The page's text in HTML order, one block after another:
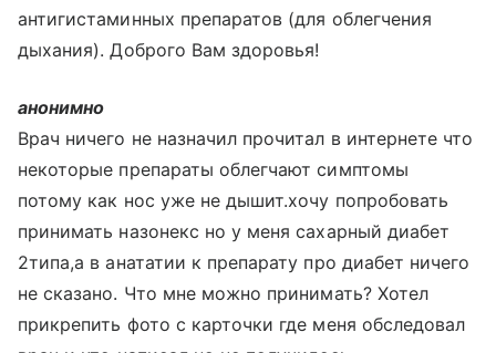
антигистаминных препаратов (для облегчения
дыхания). Доброго Вам здоровья!
анонимно
Врач ничего не назначил прочитал в интернете что
некоторые препараты облегчают симптомы
потому как нос уже не дышит.хочу попробовать
принимать назонекс но у меня сахарный диабет
2типа,а в анататии к препарату про диабет ничего
не сказано. Что мне можно принимать? Хотел
прикрепить фото с карточки где меня обследовал